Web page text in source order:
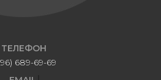
ТЕЛЕФОН
689-69-69